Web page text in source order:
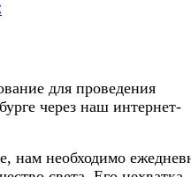
для проведения
через наш интернет-
нам необходимо